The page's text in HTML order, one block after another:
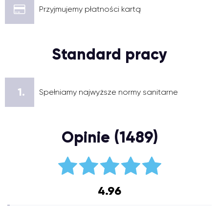
Przyjmujemy płatności kartą
Standard pracy
1. Spełniamy najwyższe normy sanitarne
Opinie (1489)
4.96